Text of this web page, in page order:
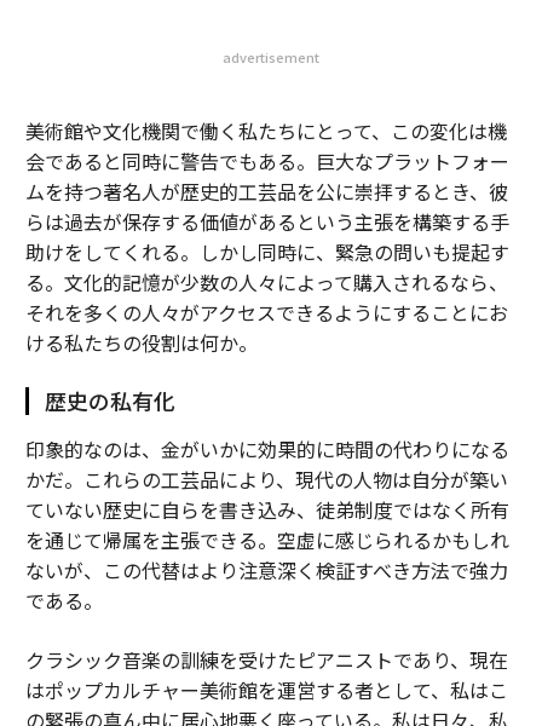
advertisement
美術館や文化機関で働く私たちにとって、この変化は機
会であると同時に警告でもある。巨大なプラットフォー
ムを持つ著名人が歴史的工芸品を公に崇拝するとき、彼
らは過去が保存する価値があるという主張を構築する手
助けをしてくれる。しかし同時に、緊急の問いも提起す
る。文化的記憶が少数の人々によって購入されるなら、
それを多くの人々がアクセスできるようにすることにお
ける私たちの役割は何か。
歴史の私有化
印象的なのは、金がいかに効果的に時間の代わりになる
かだ。これらの工芸品により、現代の人物は自分が築い
ていない歴史に自らを書き込み、徒弟制度ではなく所有
を通じて帰属を主張できる。空虚に感じられるかもしれ
ないが、この代替はより注意深く検証すべき方法で強力
である。
クラシック音楽の訓練を受けたピアニストであり、現在
はポップカルチャー美術館を運営する者として、私はこ
の緊張の真ん中に居心地悪く座っている。私は日々、私